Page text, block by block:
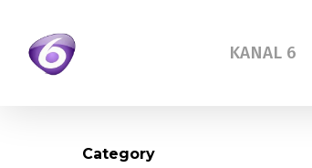
KANAL 6
Category